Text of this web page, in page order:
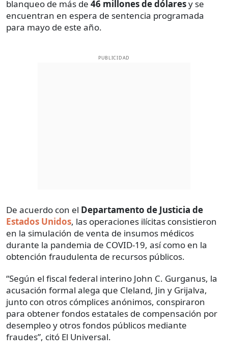
blanqueo de más de 46 millones de dólaresy se
encuentran en espera de sentencia programada
para mayo de este año.
PUBLICIDAD
De acuerdo con el Departamento de Justicia de
Estados Unidos, las operaciones ilícitas consistieron
en la simulación de venta de insumos médicos
durante la pandemia de COVID-19, así como en la
obtención fraudulenta de recursos públicos.
“Según el fiscal federal interino John C. Gurganus, la
acusación formal alega que Cleland, Jin y Grijalva,
junto con otros cómplices anónimos, conspiraron
para obtener fondos estatales de compensación por
desempleo y otros fondos públicos mediante
fraudes”, citó El Universal.